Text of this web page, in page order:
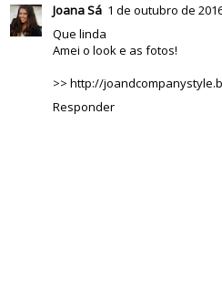
Joana Sá 1 de outubro de
Que linda
Amei o look e as fotos!
>> http://
Responder